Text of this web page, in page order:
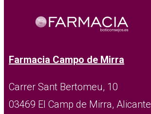
Farmacia Campo de Mirra
Carrer Sant Bertomeu, 10
03469 El Camp de Mirra, Alicante